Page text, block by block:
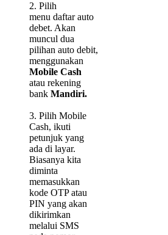
2. Pilih
menu daftar auto
debet. Akan
muncul dua
pilihan auto debit,
menggunakan
Mobile Cash
atau rekening
bank Mandiri.
3. Pilih Mobile
Cash, ikuti
petunjuk yang
ada di layar.
Biasanya kita
diminta
memasukkan
kode OTP atau
PIN yang akan
dikirimkan
melalui SMS